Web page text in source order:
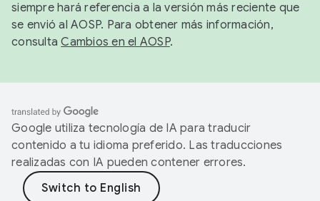
siempre hará referencia a la versión más reciente que
se envió al AOSP. Para obtener más información,
consultaCambios en el AOSP.
Google utiliza tecnología de IA para traducir
contenido a tu idioma preferido. Las traducciones
realizadas con IA pueden contener errores.